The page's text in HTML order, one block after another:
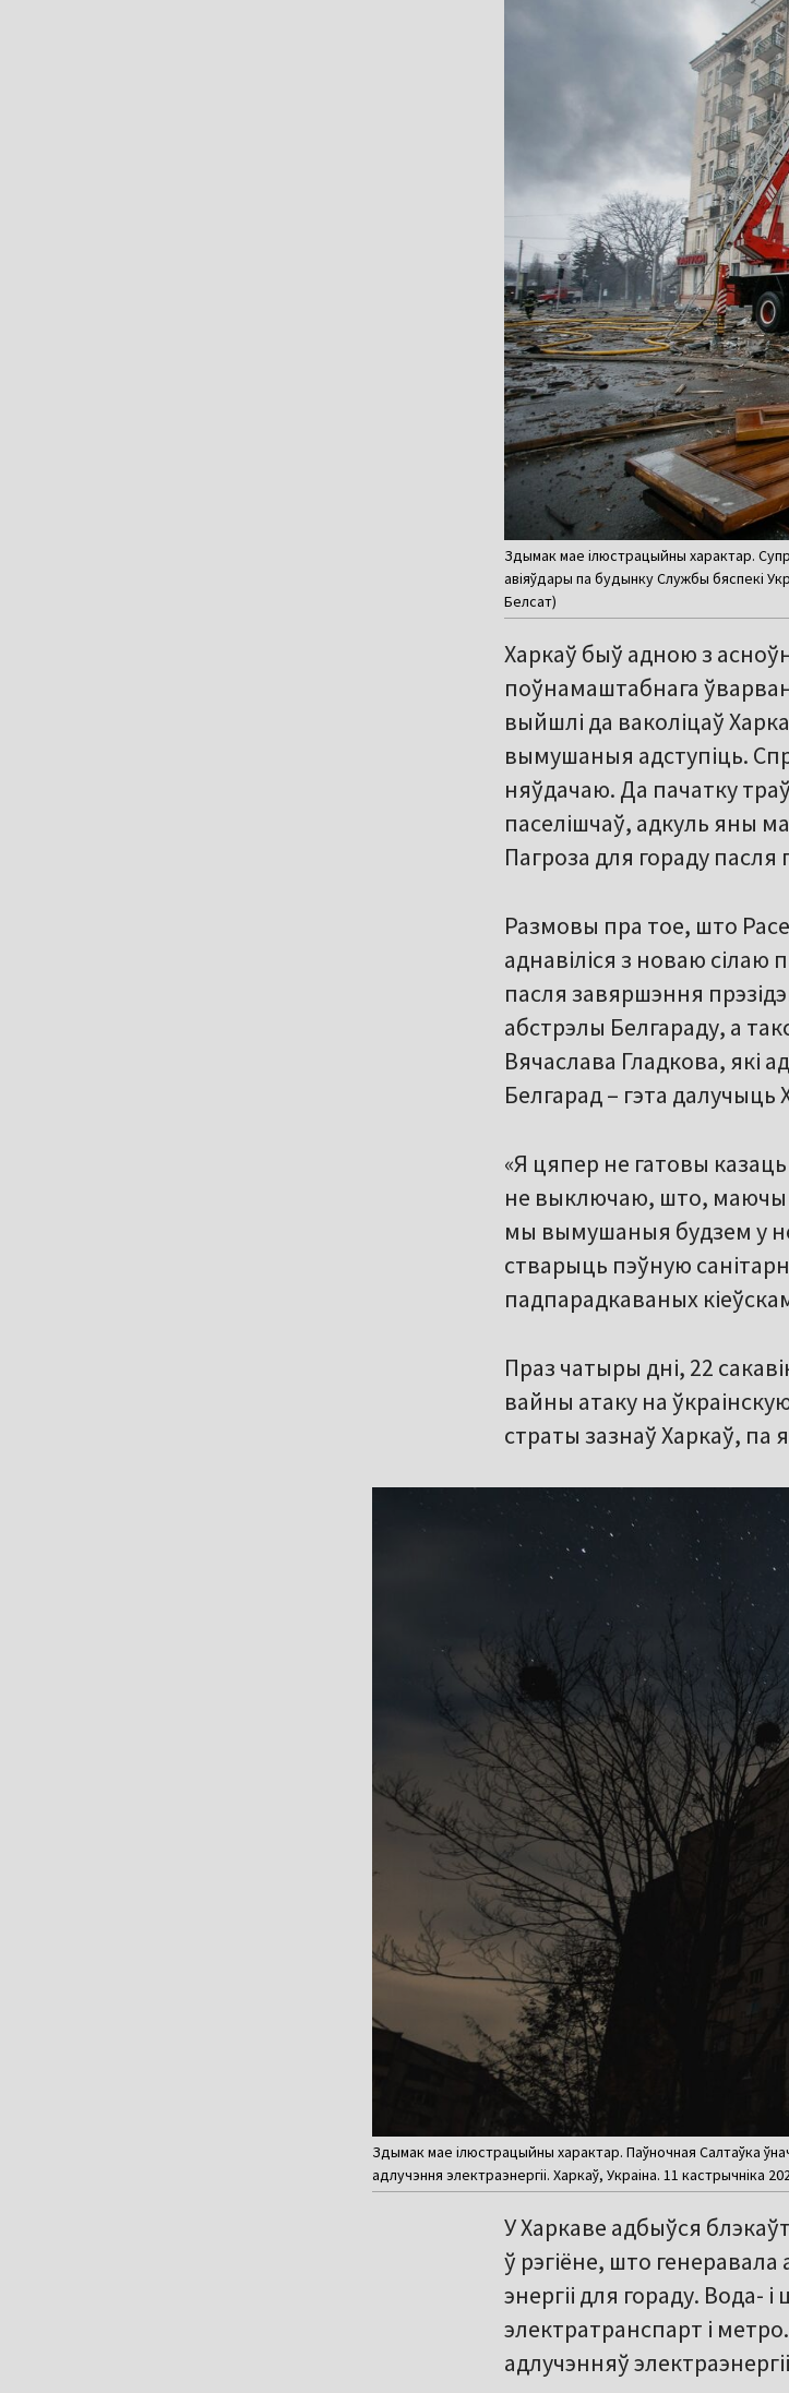
Здымак мае ілюстрацыйны характар.
авіяўдары па будынку Службы бяспекі
Белсат)
Харкаў быў адною з
поўнамаштабнага
выйшлі да ваколіцаў
вымушаныя адступіць.
няўдачаю. Да пачатку
паселішчаў, адкуль яны
Пагроза для гораду пасля
Размовы пра тое, што
аднавіліся з новаю сілаю
пасля завяршэння
абстрэлы Белгараду, а
Вячаслава Гладкова, які
Белгарад – гэта далучыць
«Я цяпер не гатовы
не выключаю, што, маючы
мы вымушаныя будзем у
стварыць пэўную
падпарадкаваных
Праз чатыры дні, 22
вайны атаку на
страты зазнаў Харкаў, па
Здымак мае ілюстрацыйны характар. Паўночная Салтаўка
адлучэння электраэнергіі. Харкаў, Украіна. 11 кастрычніка
У Харкаве адбыўся
ў рэгіёне, што
энергіі для гораду. Вода-
электратранспарт і
адлучэнняў